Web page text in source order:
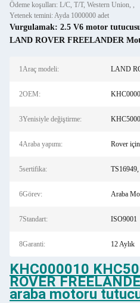
Ödeme koşulları: L/C, T/T, Western Union, ,
Yetenek temini: Ayda 1000000 adet
Vurgulamak: 2.5 V6 motor
LAND ROVER FREELANDER
1Araç modeli: LAND
2OEM:
3Yenisiyle değiştirme:
4Araba yapımı: Rover için
5sertifika:
6Görev: Araba
7Standart: ISO9001
8Garanti: 12 Aylık
KHC000010
ROVER
araba motoru